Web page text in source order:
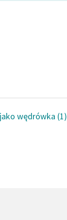
wędrówka (1)